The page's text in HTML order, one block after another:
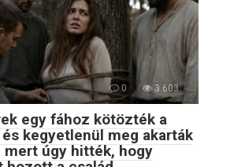
0 3 603
egy fához kötözték a
kegyetlenül meg akarták
úgy hitték, hogy